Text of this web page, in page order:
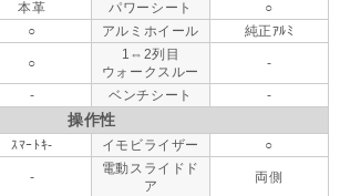
本革 パワーシート
○
○ アルミホイール 純正ｱﾙﾐ
○
1⇔2列目
ウォークスルー
-
- ベンチシート -
操作性
ｽﾏｰﾄｷ- イモビライザー
○
-
電動スライドド
ア
両側